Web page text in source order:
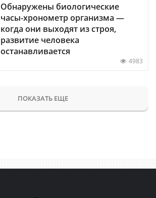
Обнаружены биологические
часы-хронометр организма —
когда они выходят из строя,
развитие человека
останавливается
4983
ПОКАЗАТЬ ЕЩЕ